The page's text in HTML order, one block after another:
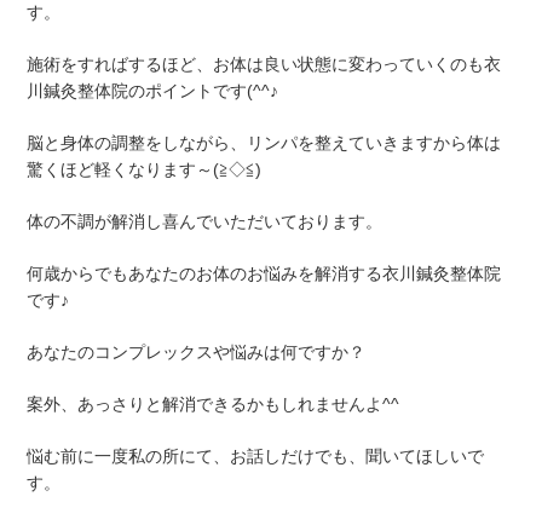
す。
施術をすればするほど、お体は良い状態に変わっていくのも衣
川鍼灸整体院のポイントです(^^♪
脳と身体の調整をしながら、リンパを整えていきますから体は
驚くほど軽くなります～(≧◇≦)
体の不調が解消し喜んでいただいております。
何歳からでもあなたのお体のお悩みを解消する衣川鍼灸整体院
です♪
あなたのコンプレックスや悩みは何ですか？
案外、あっさりと解消できるかもしれませんよ^^
悩む前に一度私の所にて、お話しだけでも、聞いてほしいで
す。